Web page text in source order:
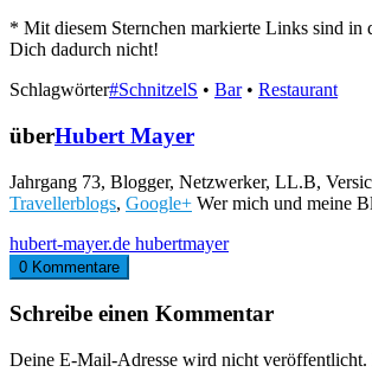
* Mit diesem Sternchen markierte Links sind in
Dich dadurch nicht!
Schlagwörter#SchnitzelS • Bar• Restaurant
überHubert Mayer
Jahrgang 73, Blogger, Netzwerker, LL.B,
Travellerblogs, Google+ Wer mich und meine
hubert-mayer.de hubertmayer
0 Kommentare
Schreibe einen Kommentar
Deine E-Mail-Adresse wird nicht veröffentlicht.